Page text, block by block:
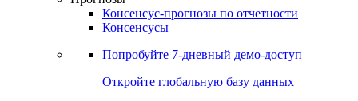
Консенсус-прогнозы по отчетности
Консенсусы
Попробуйте 7-дневный демо-доступ
Откройте глобальную базу данных